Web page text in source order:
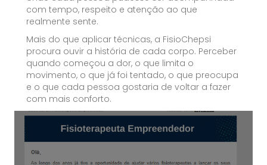
com tempo, respeito e atenção ao que
realmente sente.
Mais do que aplicar técnicas, a FisioChepsi
procura ouvir a história de cada corpo. Perceber
quando começou a dor, o que limita o
movimento, o que já foi tentado, o que preocupa
e o que cada pessoa gostaria de voltar a fazer
com mais conforto.